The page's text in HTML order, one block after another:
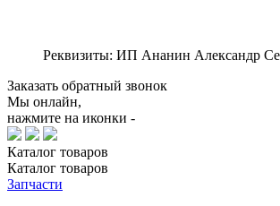
Реквизиты: ИП Ананин Александр
Заказать обратный звонок
Мы онлайн,
нажмите на иконки -
Каталог товаров
Каталог товаров
Запчасти